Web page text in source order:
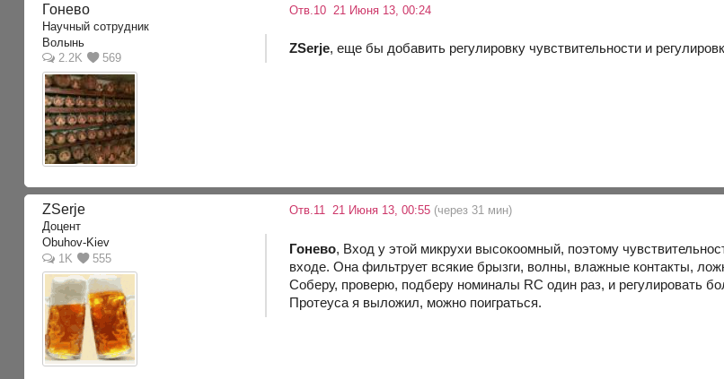
Гонево
Научный сотрудник
Волынь
2.2K
569
Отв.10 21 Июня 13, 00:24
ZSerje, еще бы добавить регулировку чувствительности и
ZSerje
Доцент
Obuhov-Kiev
1K
555
Отв.11 21 Июня 13, 00:55 (через 31 мин)
Гонево, Вход у этой микрухи высокоомный, поэтому
входе. Она фильтрует всякие брызги, волны, влажные контакты,
Соберу, проверю, подберу номиналы RC один раз, и регулировать
Протеуса я выложил, можно поиграться.